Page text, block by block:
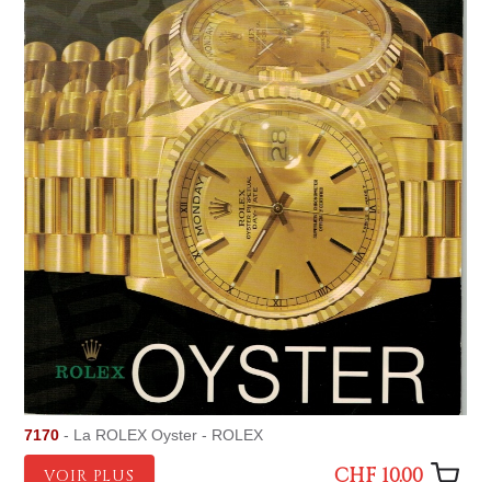
7170 - La ROLEX Oyster - ROLEX
VOIR PLUS CHF 10.00